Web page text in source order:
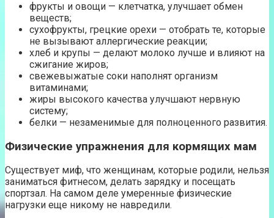
фрукты и овощи — клетчатка, улучшает обмен
веществ;
сухофрукты, грецкие орехи — отобрать те, которые
не вызывают аллергические реакции;
хлеб и крупы — делают молоко лучше и влияют на
сжигание жиров;
свежевыжатые соки наполнят организм
витаминами;
жиры высокого качества улучшают нервную
систему;
белки — незаменимые для полноценного развития.
Физические упражнения для кормящих мам
Существует миф, что женщинам, которые родили, нельзя
заниматься фитнесом, делать зарядку и посещать
спортзал. На самом деле умеренные физические
нагрузки еще никому не навредили.